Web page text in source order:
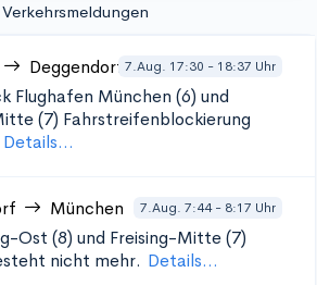
Deggendorf 7.Aug. 17:30 - 18:37 Uhr
Flughafen München (6) und
(7) Fahrstreifenblockierung
Details...
München 7.Aug. 7:44 - 8:17 Uhr
Ost (8) und Freising-Mitte (7)
nicht mehr. Details...